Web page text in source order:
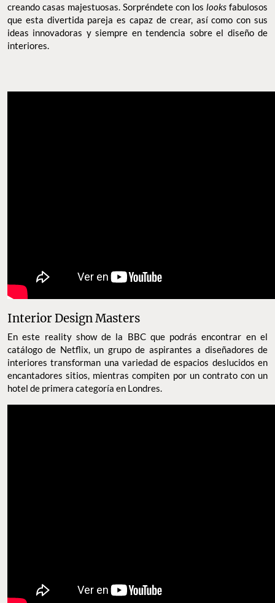
creando casas majestuosas. Sorpréndete con los looks fabulosos
que esta divertida pareja es capaz de crear, así como con sus
ideas innovadoras y siempre en tendencia sobre el diseño de
interiores.
Interior Design Masters
En este reality show de la BBC que podrás encontrar en el
catálogo de Netflix, un grupo de aspirantes a diseñadores de
interiores transforman una variedad de espacios deslucidos en
encantadores sitios, mientras compiten por un contrato con un
hotel de primera categoría en Londres.